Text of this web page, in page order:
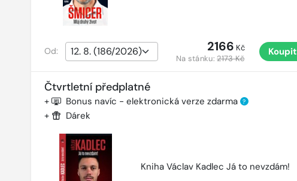
Od: 2166 Kč
Na stánku:2173 Kč
Koupit
Čtvrtletní předplatné
+ Bonus navíc - elektronická verze zdarma ?
+ Dárek
Kniha Václav Kadlec Já to nevzdám!